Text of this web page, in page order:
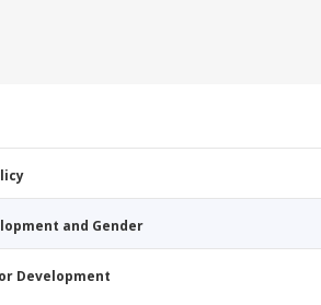
and Gender
Development